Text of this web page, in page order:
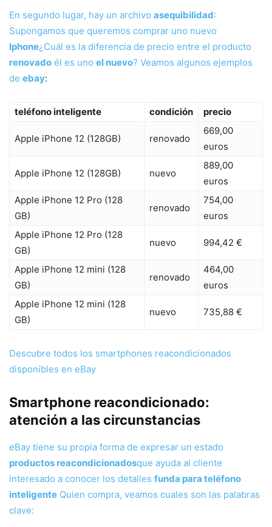
En segundo lugar, hay un archivo asequibilidad:
Supongamos que queremos comprar uno nuevo
Iphone¿Cuál es la diferencia de precio entre el producto
renovado él es uno el nuevo? Veamos algunos ejemplos
de ebay:
teléfono inteligente condición precio
Apple iPhone 12 (128GB) renovado
669,00
euros
Apple iPhone 12 (128GB) nuevo
889,00
euros
Apple iPhone 12 Pro (128
GB)
renovado
754,00
euros
Apple iPhone 12 Pro (128
GB)
nuevo 994,42 €
Apple iPhone 12 mini (128
GB)
renovado
464,00
euros
Apple iPhone 12 mini (128
GB)
nuevo 735,88 €
Descubre todos los smartphones reacondicionados
disponibles en eBay
Smartphone reacondicionado:
atención a las circunstancias
eBay tiene su propia forma de expresar un estado
productos reacondicionadosque ayuda al cliente
interesado a conocer los detalles funda para teléfono
inteligente Quien compra, veamos cuales son las palabras
clave: